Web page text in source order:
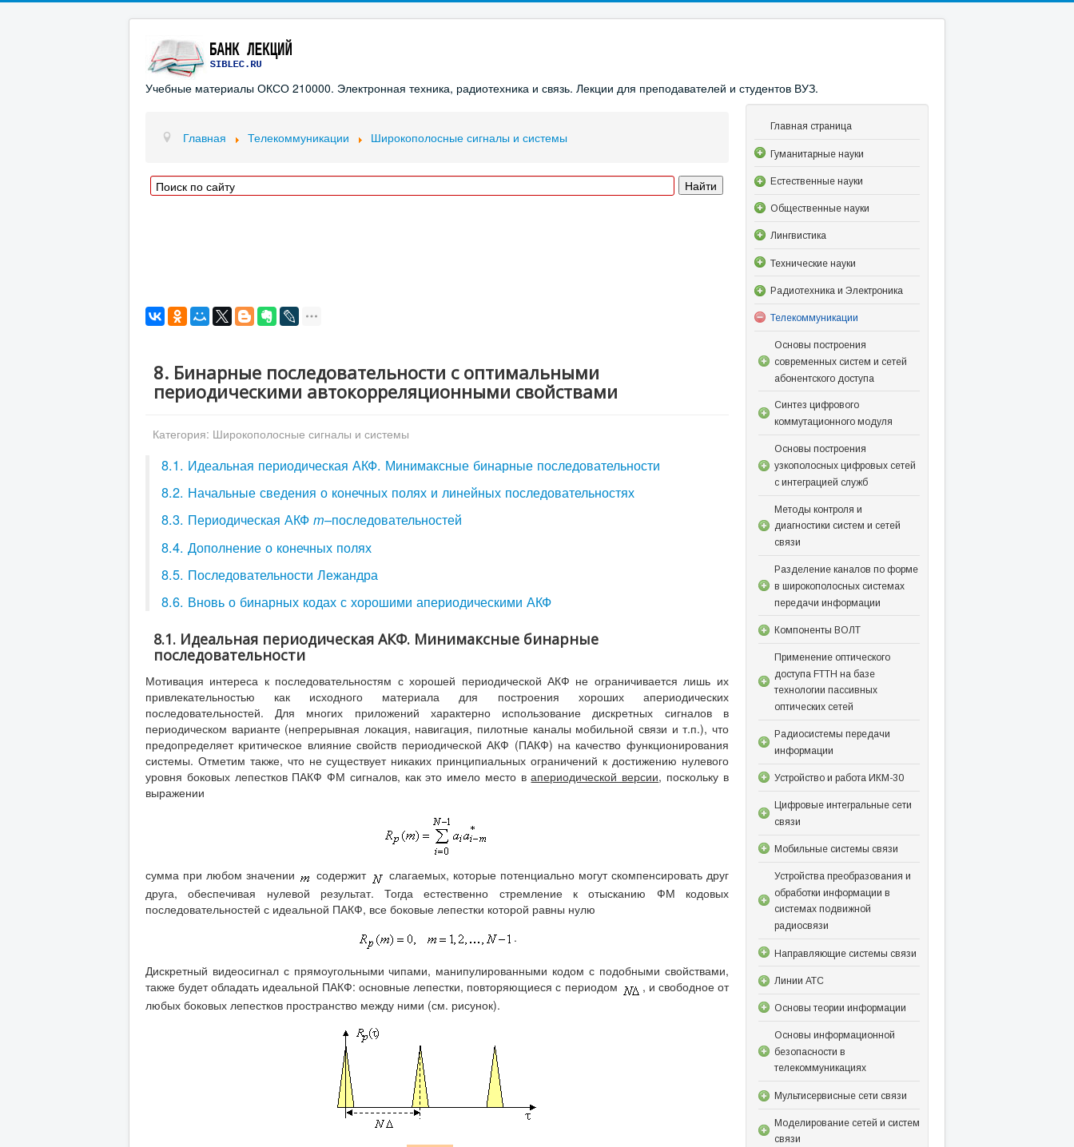
Учебные материалы ОКСО 210000. Электронная техника, радиотехника и связь. Лекции для преподавателей и студентов ВУЗ.
Главная Телекоммуникации Широкополосные сигналы и системы
8. Бинарные последовательности с оптимальными
периодическими автокорреляционными свойствами
Категория: Широкополосные сигналы и системы
8.1. Идеальная периодическая АКФ. Минимаксные бинарные последовательности
8.2. Начальные сведения о конечных полях и линейных последовательностях
8.3. Периодическая АКФ m–последовательностей
8.4. Дополнение о конечных полях
8.5. Последовательности Лежандра
8.6. Вновь о бинарных кодах с хорошими апериодическими АКФ
8.1. Идеальная периодическая АКФ. Минимаксные бинарные
последовательности
Мотивация интереса к последовательностям с хорошей периодической АКФ не ограничивается лишь их
привлекательностью как исходного материала для построения хороших апериодических
последовательностей. Для многих приложений характерно использование дискретных сигналов в
периодическом варианте (непрерывная локация, навигация, пилотные каналы мобильной связи и т.п.), что
предопределяет критическое влияние свойств периодической АКФ (ПАКФ) на качество функционирования
системы. Отметим также, что не существует никаких принципиальных ограничений к достижению нулевого
уровня боковых лепестков ПАКФ ФМ сигналов, как это имело место вапериодической версии, поскольку в
выражении
сумма при любом значении содержит
слагаемых, которые потенциально могут скомпенсировать друг
друга, обеспечивая нулевой результат. Тогда естественно стремление к отысканию ФМ кодовых
последовательностей с идеальной ПАКФ, все боковые лепестки которой равны нулю
.
Дискретный видеосигнал с прямоугольными чипами, манипулированными кодом с подобными свойствами,
также будет обладать идеальной ПАКФ: основные лепестки, повторяющиеся с периодом
, и свободное от
любых боковых лепестков пространство между ними (см. рисунок).
Главная страница
Гуманитарные науки
Естественные науки
Общественные науки
Лингвистика
Технические науки
Радиотехника и Электроника
Телекоммуникации
Основы построения
современных систем и сетей
абонентского доступа
Синтез цифрового
коммутационного модуля
Основы построения
узкополосных цифровых сетей
с интеграцией служб
Методы контроля и
диагностики систем и сетей
связи
Разделение каналов по форме
в широкополосных системах
передачи информации
Компоненты ВОЛТ
Применение оптического
доступа FTTH на базе
технологии пассивных
оптических сетей
Радиосистемы передачи
информации
Устройство и работа ИКМ-30
Цифровые интегральные сети
связи
Мобильные системы связи
Устройства преобразования и
обработки информации в
системах подвижной
радиосвязи
Направляющие системы связи
Линии АТС
Основы теории информации
Основы информационной
безопасности в
телекоммуникациях
Мультисервисные сети связи
Моделирование сетей и систем
связи